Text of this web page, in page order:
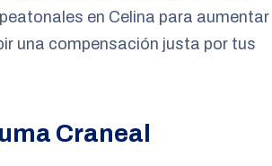
en Celina para aumentar
una compensación justa por tus
Craneal